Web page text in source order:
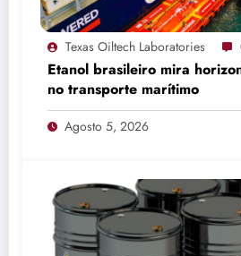
Texas Oiltech Laboratories
Etanol brasileiro mira
no transporte marítimo
Agosto 5, 2026